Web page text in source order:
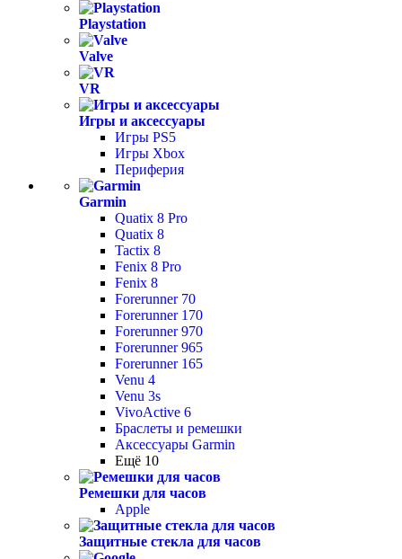
Playstation
Valve
VR
Игры и аксессуары
Игры PS5
Игры Xbox
Периферия
Garmin
Quatix 8 Pro
Quatix 8
Tactix 8
Fenix 8 Pro
Fenix 8
Forerunner 70
Forerunner 170
Forerunner 970
Forerunner 965
Forerunner 165
Venu 4
Venu 3s
VivoActive 6
Браслеты и ремешки
Аксессуары Garmin
Ещё 10
Ремешки для часов
Apple
Защитные стекла для часов